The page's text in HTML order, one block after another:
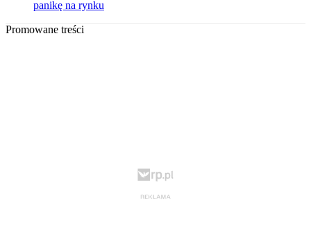
panikę na rynku
Promowane treści